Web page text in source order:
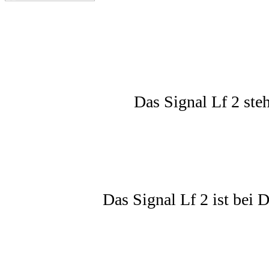
Das Signal Lf 2
Das Signal Lf 2 ist bei